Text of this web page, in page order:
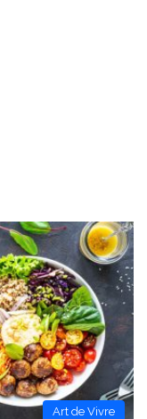
Art de Vivre